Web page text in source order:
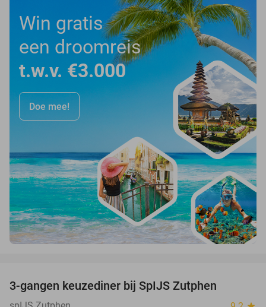
Win gratis
een droomreis
t.w.v. €3.000
Doe mee!
3-gangen keuzediner bij SpIJS Zutphen